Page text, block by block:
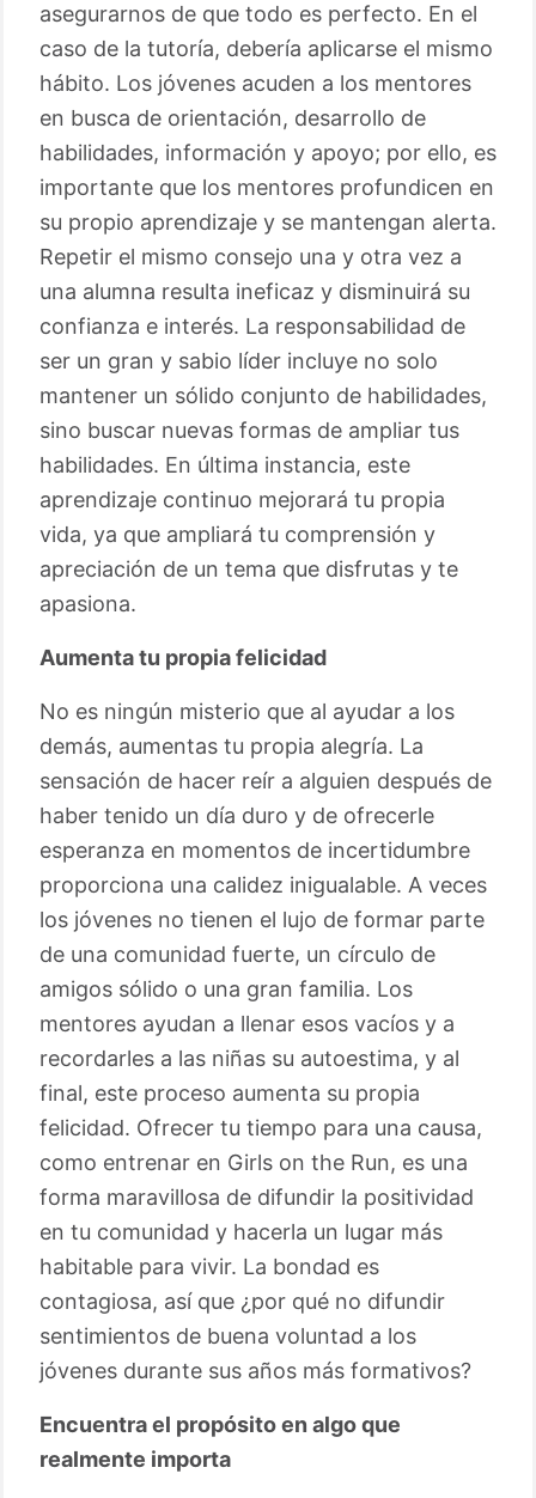
asegurarnos de que todo es perfecto. En el
caso de la tutoría, debería aplicarse el mismo
hábito. Los jóvenes acuden a los mentores
en busca de orientación, desarrollo de
habilidades, información y apoyo; por ello, es
importante que los mentores profundicen en
su propio aprendizaje y se mantengan alerta.
Repetir el mismo consejo una y otra vez a
una alumna resulta ineficaz y disminuirá su
confianza e interés. La responsabilidad de
ser un gran y sabio líder incluye no solo
mantener un sólido conjunto de habilidades,
sino buscar nuevas formas de ampliar tus
habilidades. En última instancia, este
aprendizaje continuo mejorará tu propia
vida, ya que ampliará tu comprensión y
apreciación de un tema que disfrutas y te
apasiona.
Aumenta tu propia felicidad
No es ningún misterio que al ayudar a los
demás, aumentas tu propia alegría. La
sensación de hacer reír a alguien después de
haber tenido un día duro y de ofrecerle
esperanza en momentos de incertidumbre
proporciona una calidez inigualable. A veces
los jóvenes no tienen el lujo de formar parte
de una comunidad fuerte, un círculo de
amigos sólido o una gran familia. Los
mentores ayudan a llenar esos vacíos y a
recordarles a las niñas su autoestima, y al
final, este proceso aumenta su propia
felicidad. Ofrecer tu tiempo para una causa,
como entrenar en Girls on the Run, es una
forma maravillosa de difundir la positividad
en tu comunidad y hacerla un lugar más
habitable para vivir. La bondad es
contagiosa, así que ¿por qué no difundir
sentimientos de buena voluntad a los
jóvenes durante sus años más formativos?
Encuentra el propósito en algo que
realmente importa